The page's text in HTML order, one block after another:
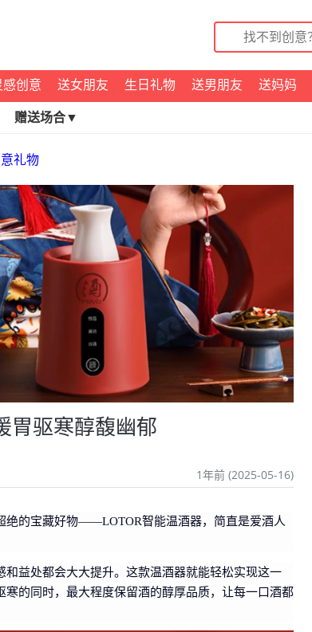
感创意 送女朋友 生日礼物 送男朋友 送妈妈
赠送场合▼
礼物
胃驱寒醇馥幽郁
1年前 (2025-05-16)
绝的宝藏好物——LOTOR智能温酒器，简直是爱酒人
和益处都会大大提升。这款温酒器就能轻松实现这一
寒的同时，最大程度保留酒的醇厚品质，让每一口酒都